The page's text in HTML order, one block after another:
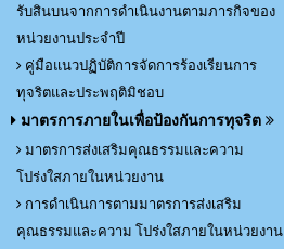
รับสินบนจากการดำเนินงานตามภารกิจของ
หน่วยงานประจำปี
คู่มือแนวปฏิบัติการจัดการร้องเรียนการ
ทุจริตและประพฤติมิชอบ
มาตรการภายในเพื่อป้องกันการทุจริต
มาตรการส่งเสริมคุณธรรมและความ
โปร่งใสภายในหน่วยงาน
การดำเนินการตามมาตรการส่งเสริม
คุณธรรมและความ โปร่งใสภายในหน่วยงาน